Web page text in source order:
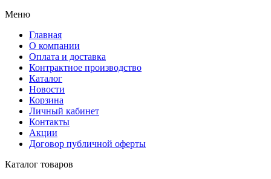
Меню
Главная
О компании
Оплата и доставка
Контрактное производство
Каталог
Новости
Корзина
Личный кабинет
Контакты
Акции
Договор публичной оферты
Каталог товаров